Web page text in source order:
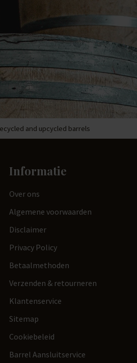
and upcycled barrels
Informatie
Over ons
Algemene voorwaarden
Disclaimer
Privacy Policy
Betaalmethoden
Verzenden & retourneren
Klantenservice
Sitemap
Cookiebeleid
Barrel Aansluitservice